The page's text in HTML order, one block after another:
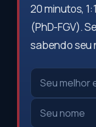
20 minutos,
(PhD-FGV).
sabendo seu